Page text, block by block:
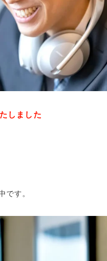
しました
です。